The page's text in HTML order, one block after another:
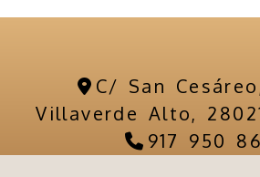
C/ San
Villaverde Alto,
917 950